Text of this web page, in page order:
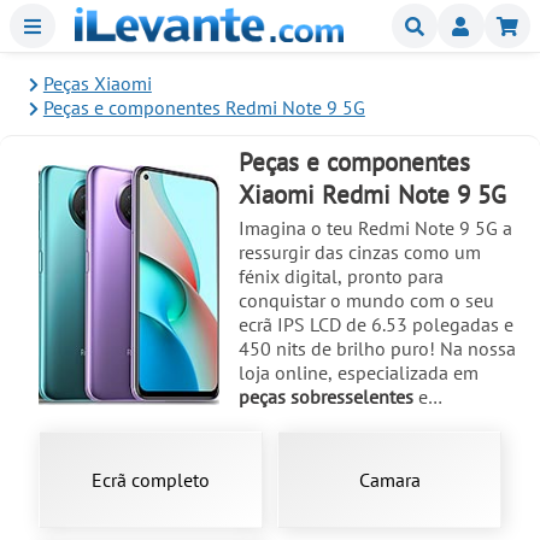
Menu Buscar
Peças Xiaomi
Peças e componentes Redmi Note 9 5G
Peças e componentes
Xiaomi Redmi Note 9 5G
Imagina o teu Redmi Note 9 5G a
ressurgir das cinzas como um
fénix digital, pronto para
conquistar o mundo com o seu
ecrã IPS LCD de 6.53 polegadas e
450 nits de brilho puro! Na nossa
loja online, especializada em
peças sobresselentes e
necessário para a
guerreiro lançado em novembro
Ecrã completo Camara